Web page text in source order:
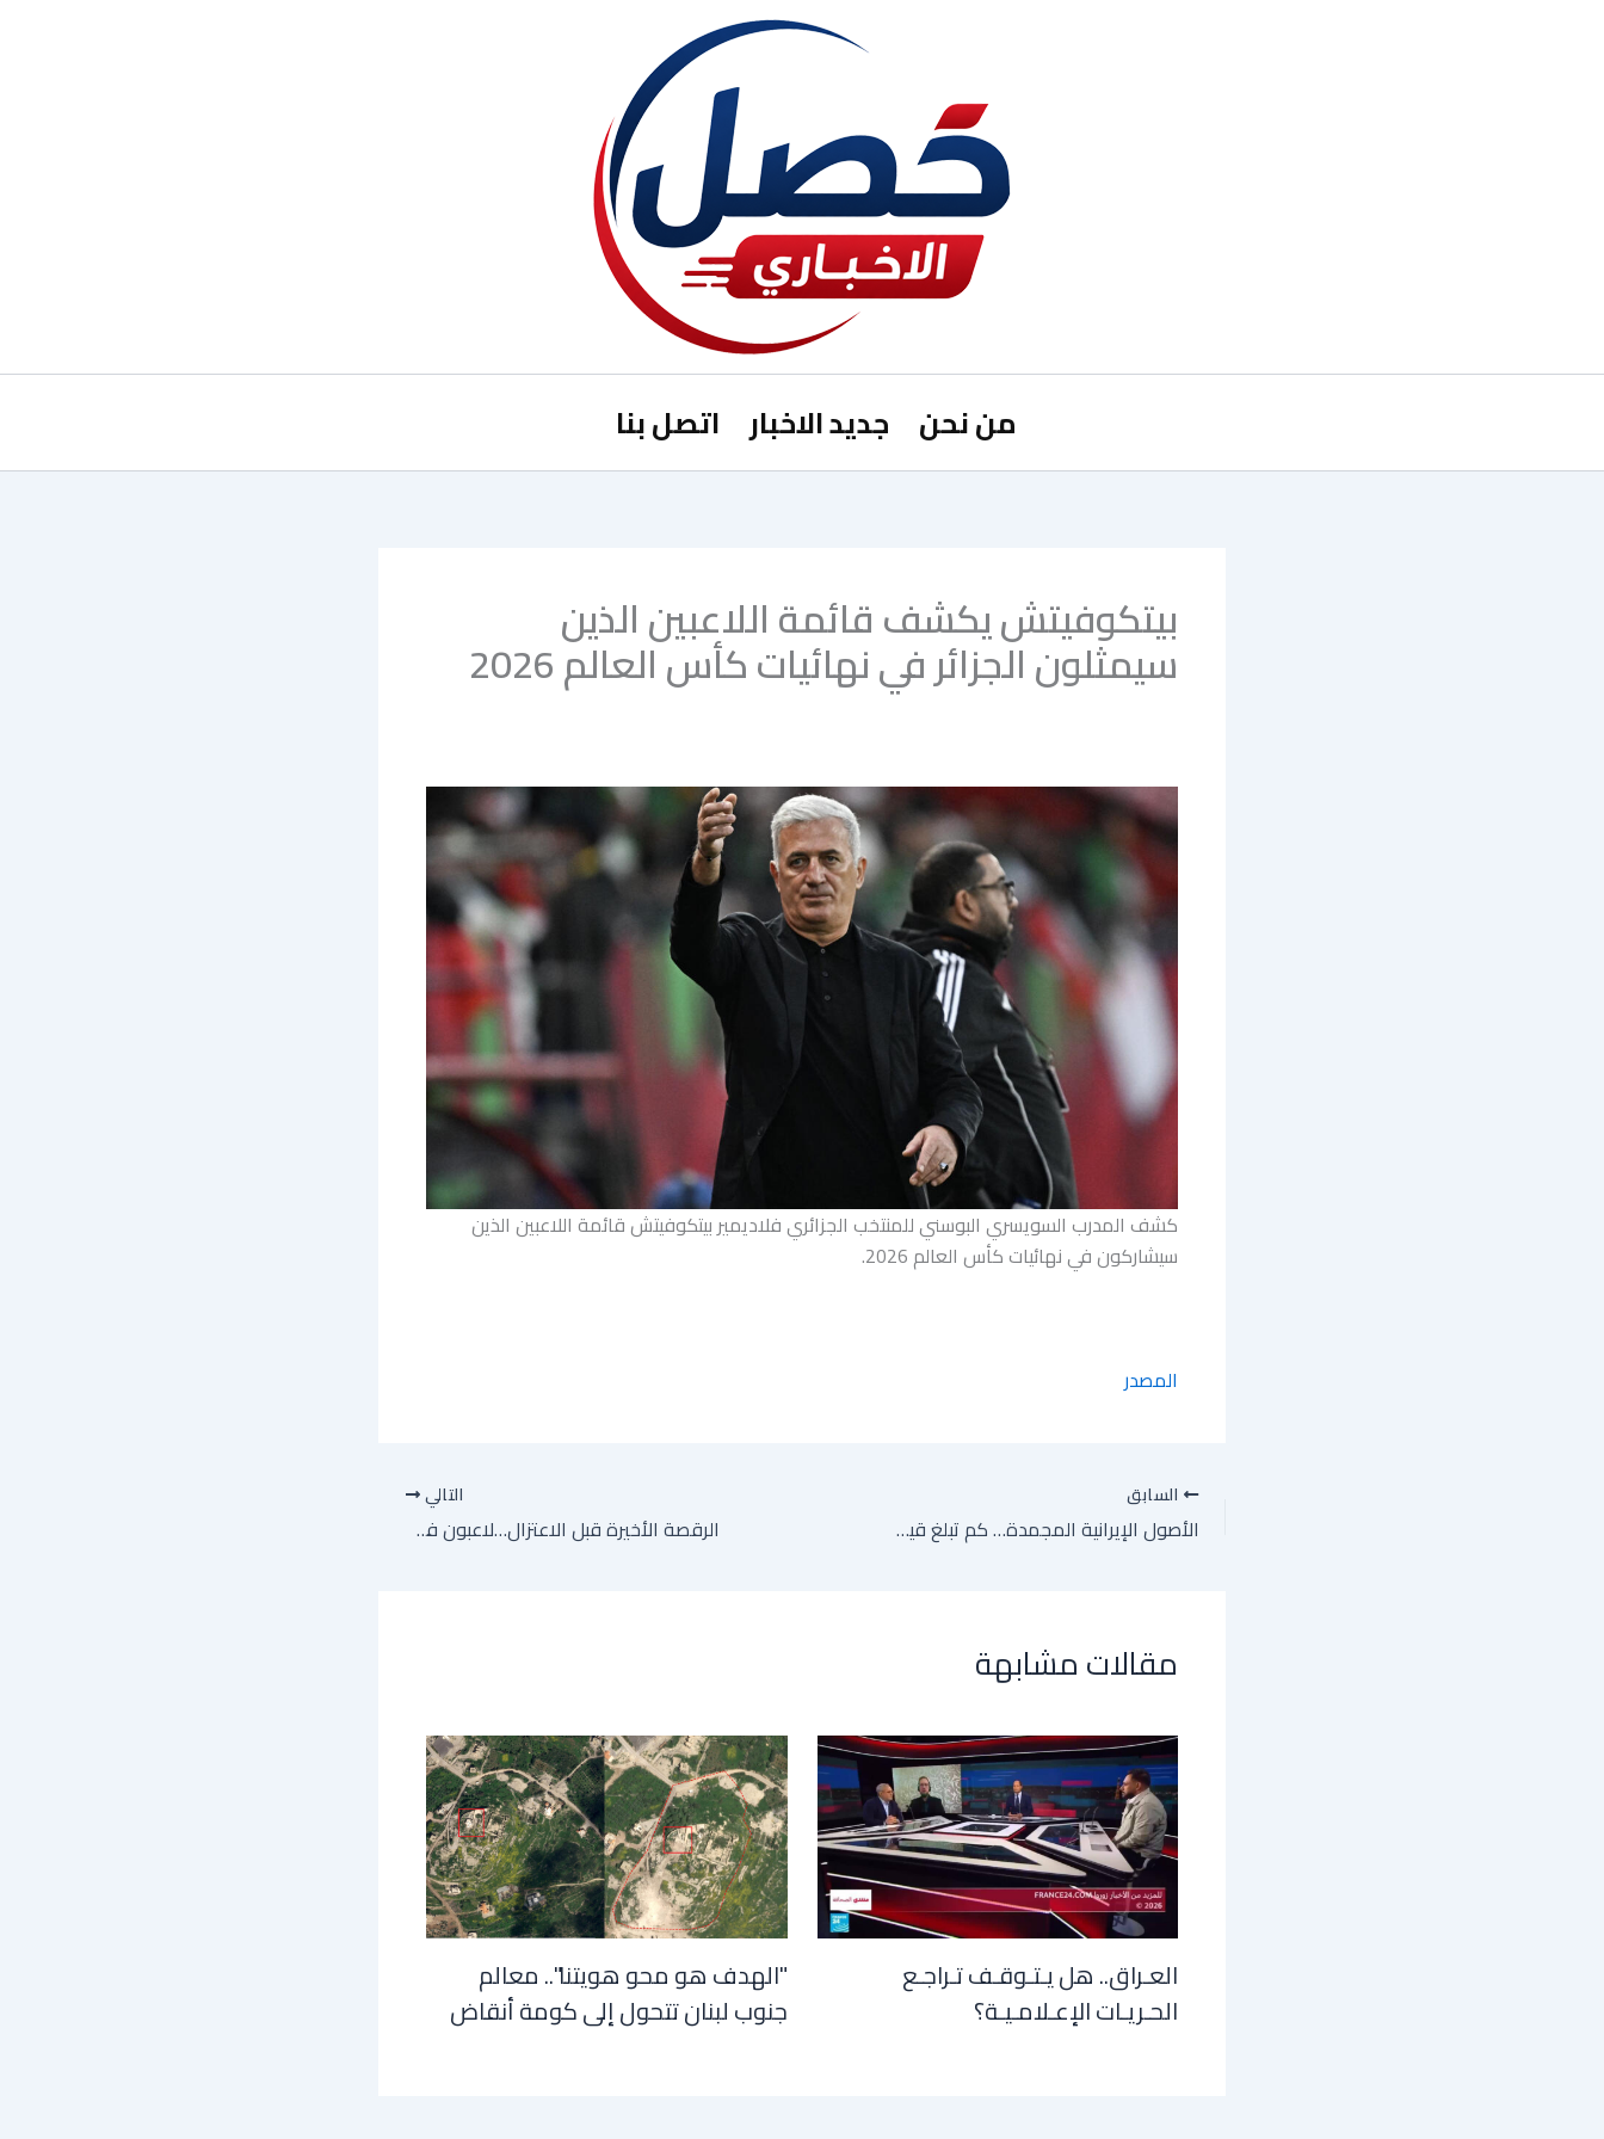
من نحن جديد الاخبار اتصل بنا
بيتكوفيتش يكشف قائمة اللاعبين الذين
سيمثلون الجزائر في نهائيات كأس العالم 2026
كشف المدرب السويسري البوسني للمنتخب الجزائري فلاديمير بيتكوفيتش قائمة اللاعبين الذين
سيشاركون في نهائيات كأس العالم 2026.
المصدر
السابق
الأصول الإيرانية المجمدة… كم تبلغ قيمتها وما شروط الإفراج عنها؟
التالي
الرقصة الأخيرة قبل الاعتزال…لاعبون في الأربعين يمثلون ألوان بلادهم بالمونديال
مقالات مشابهة
العـراق.. هل يـتـوقـف تـراجـع
الحـريـات الإعـلامـيـة؟
"الهدف هو محو هويتنا".. معالم
جنوب لبنان تتحول إلى كومة أنقاض